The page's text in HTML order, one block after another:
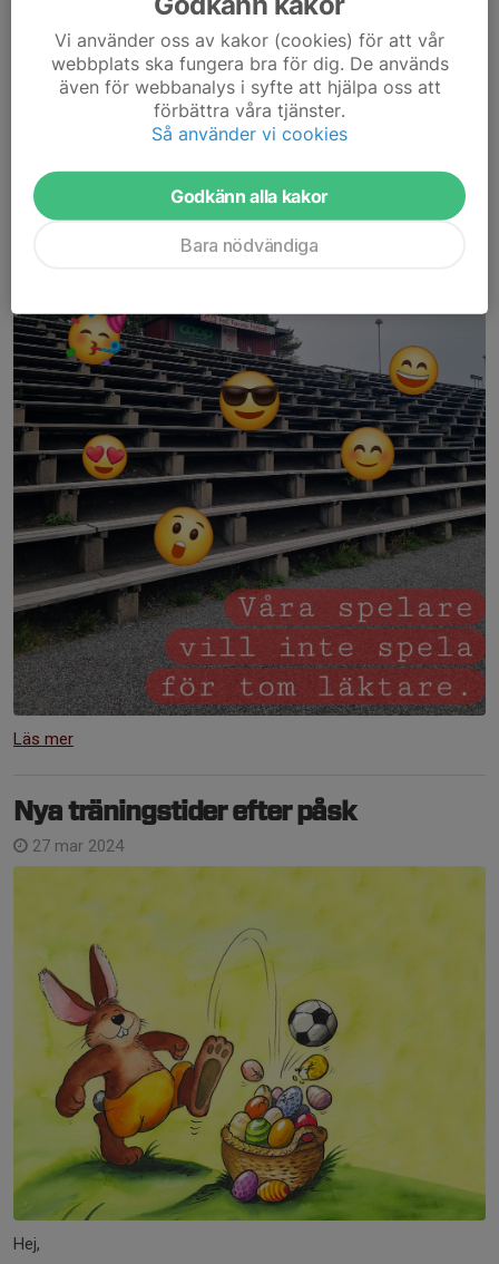
Nu börjar serien igen, hoppas vi ses!
24 aug 2024
Läs mer
Nya träningstider efter påsk
27 mar 2024
Hej,
Vi använder oss av kakor (cookies) för att vår
webbplats ska fungera bra för dig. De används
även för webbanalys i syfte att hjälpa oss att
förbättra våra tjänster.
Så använder vi cookies
Godkänn alla kakor
Bara nödvändiga